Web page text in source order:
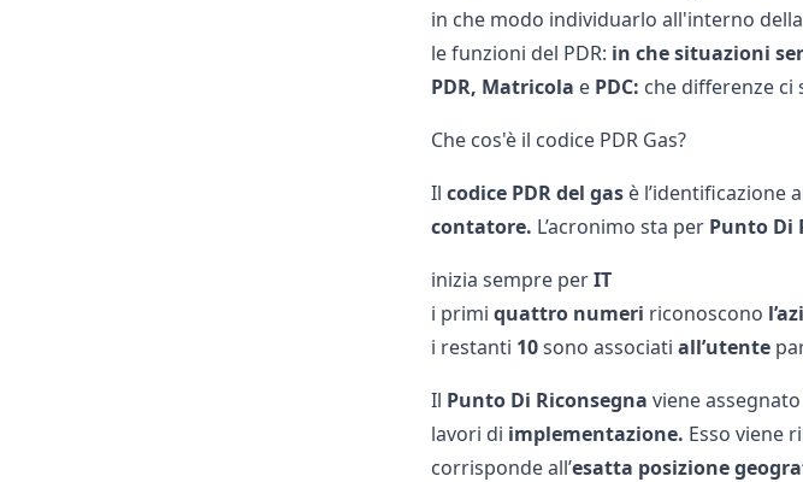
in che modo individuarlo all'interno della
le funzioni del PDR: in che situazioni
PDR, Matricola e PDC: che differenze ci
Che cos'è il codice PDR Gas?
Il codice PDR del gas è l’identificazione
contatore. L’acronimo sta per Punto Di
inizia sempre perIT
i primi quattro numeri riconoscono
i restanti 10sono associati all’utente
Il Punto Di Riconsegna viene
lavori di implementazione. Esso viene
corrisponde all’esatta posizione